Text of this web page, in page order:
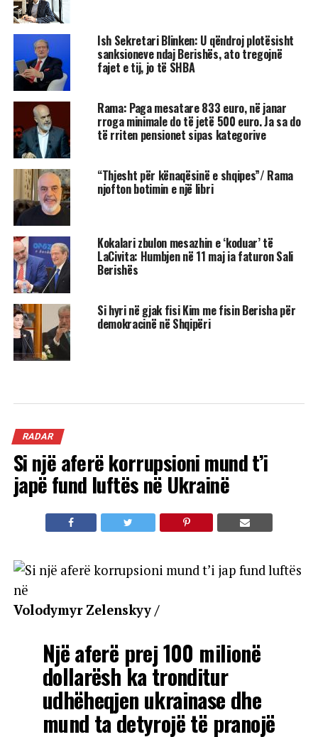
Ish Sekretari Blinken: U qëndroj plotësisht
sanksioneve ndaj Berishës, ato tregojnë
fajet e tij, jo të SHBA
Rama: Paga mesatare 833 euro, në janar
rroga minimale do të jetë 500 euro. Ja sa do
të rriten pensionet sipas kategorive
“Thjesht për kënaqësinë e shqipes”/ Rama
njofton botimin e një libri
Kokalari zbulon mesazhin e ‘koduar’ të
LaCivita: Humbjen në 11 maj ia faturon Sali
Berishës
Si hyri në gjak fisi Kim me fisin Berisha për
demokracinë në Shqipëri
RADAR
Si një aferë korrupsioni mund t’i
japë fund luftës në Ukrainë
Volodymyr Zelenskyy /
Një aferë prej 100 milionë
dollarësh ka tronditur
udhëheqjen ukrainase dhe
mund ta detyrojë të pranojë